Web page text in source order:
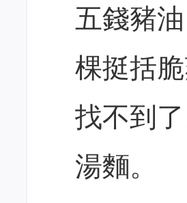
五錢豬
棵挺括
找不到
湯麵。